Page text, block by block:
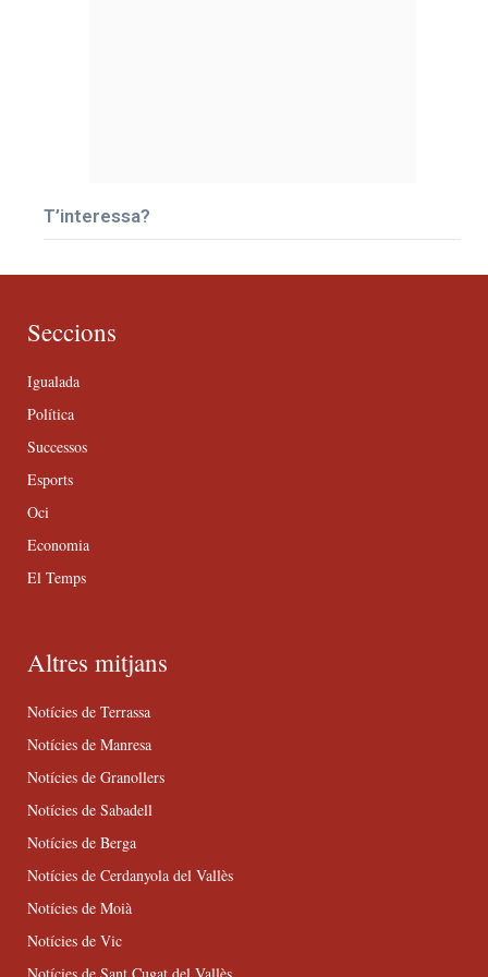
T’interessa?
Seccions
Igualada
Política
Successos
Esports
Oci
Economia
El Temps
Altres mitjans
Notícies de Terrassa
Notícies de Manresa
Notícies de Granollers
Notícies de Sabadell
Notícies de Berga
Notícies de Cerdanyola del Vallès
Notícies de Moià
Notícies de Vic